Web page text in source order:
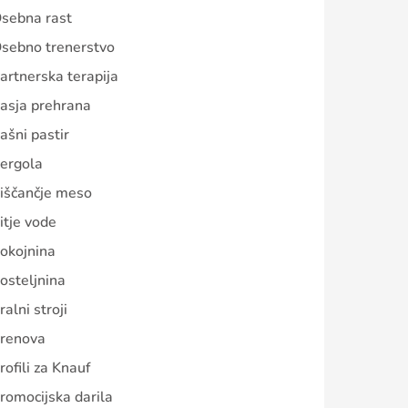
rast
trenerstvo
terapija
prehrana
pastir
meso
vode
stroji
za Knauf
darila